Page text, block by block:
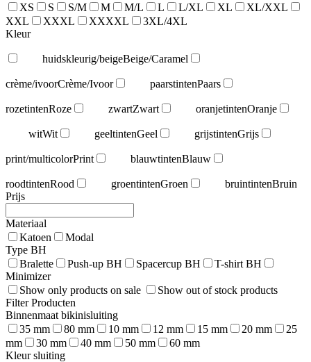
XS
S S/M M M/L L L/XL XL
XL/XXL
XXL
XXXL XXXXL
3XL/4XL
Kleur
huidskleurig/beigeBeige/Caramel
crème/ivoorCrème/Ivoor paarstintenPaars
rozetintenRoze zwartZwart oranjetintenOranje
witWit geeltintenGeel grijstintenGrijs
print/multicolorPrint blauwtintenBlauw
roodtintenRood groentintenGroen bruintintenBruin
Prijs
Materiaal
Katoen
Modal
Type BH
Bralette
Push-up BH Spacercup BH
T-shirt BH
Minimizer
Show only products on sale
Show out of stock products
Filter Producten
Binnenmaat bikinisluiting
35 mm
80 mm 10 mm 12 mm 15 mm 20 mm
25
mm
30 mm 40 mm 50 mm
60 mm
Kleur sluiting